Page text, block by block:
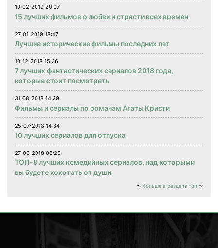
10⋅02⋅2019 20:07
15 лучших фильмов о любви и страсти всех времен
27⋅01⋅2019 18:47
Лучшие исторические фильмы последних лет
10⋅12⋅2018 15:36
7 лучших фантастических сериалов 2018 года,
которые стоит посмотреть
31⋅08⋅2018 14:39
Фильмы и сериалы по романам Агаты Кристи
25⋅07⋅2018 14:34
10 лучших сериалов для отпуска
27⋅06⋅2018 08:20
ТОП-8 лучших комедийных сериалов, над которыми
вы будете хохотать от души
больше в разделе топ